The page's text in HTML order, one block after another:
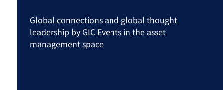
Global connections and global thought
leadership by GIC Events in the asset
management space